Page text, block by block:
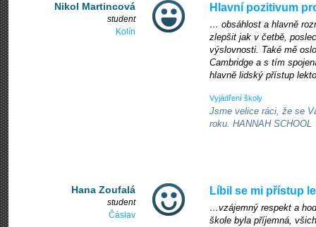
Nikol Martincová
student
Kolín
Hlavní pozitivum
… obsáhlost a hlavně
zlepšit jak v četbě,
výslovnosti. Také mě
Cambridge a s tím
hlavně lidský přístup
Vyjádření školy
Jsme velice ráci, že se
roku. HANNAH SCHOOL
Hana Zoufalá
student
Čáslav
Líbil se mi přístup
…vzájemný respekt a
škole byla příjemná,